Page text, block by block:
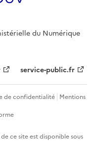
du Numérique
service-public.fr
de confidentialité Mentions
ce site est disponible sous